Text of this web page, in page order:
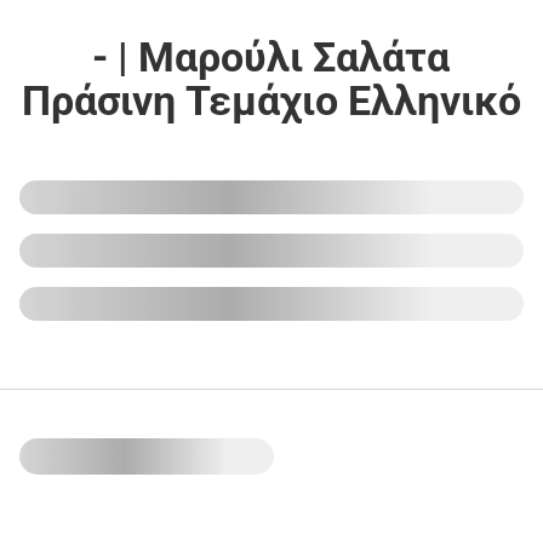
- | Μαρούλι Σαλάτα
Πράσινη Τεμάχιο Ελληνικό